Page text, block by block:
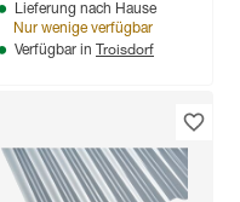
Lieferung nach Hause
Nur wenige verfügbar
Verfügbar in Troisdorf